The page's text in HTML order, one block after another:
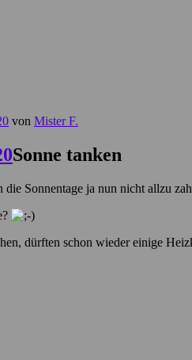
von Mister F.
Sonne tanken
die Sonnentage ja nun nicht allzu
dürften schon wieder einige